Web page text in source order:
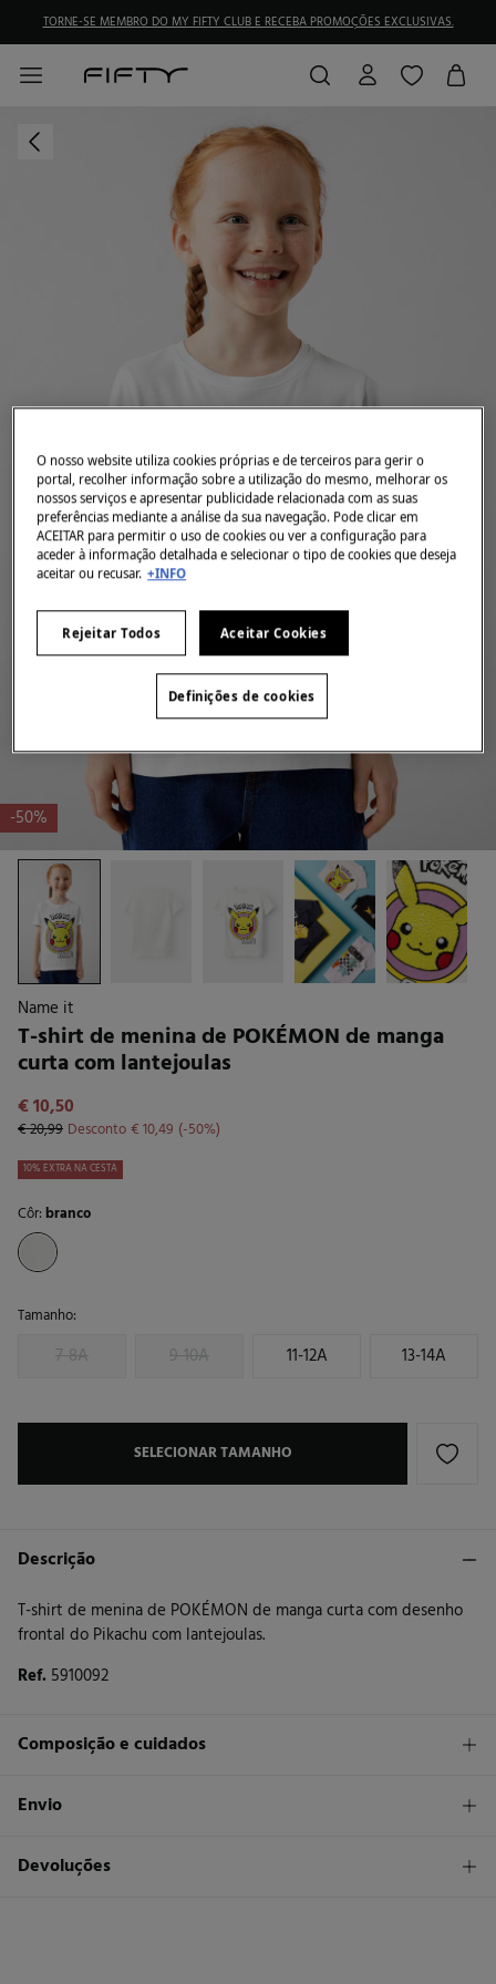
TORNE-SE MEMBRO DO MY FIFTY CLUB E RECEBA PROMOÇÕES EXCLUSIVAS.
-50%
Name it
T-shirt de menina de POKÉMON de manga
curta com lantejoulas
€ 10,50
€ 20,99 Desconto€ 10,49 50
10% EXTRA NA CESTA
Côr:branco
Tamanho:
7-8A 9-10A 11-12A 13-14A
SELECIONAR TAMANHO
Descrição
T-shirt de menina de POKÉMON de manga curta com desenho
frontal do Pikachu com lantejoulas.
Ref. 5910092
Composição e cuidados
Composição
Cuidados
Envio
STANDARD
Devoluções
O nosso website utiliza cookies próprias e de terceiros para gerir o
portal, recolher informação sobre a utilização do mesmo, melhorar os
nossos serviços e apresentar publicidade relacionada com as suas
preferências mediante a análise da sua navegação. Pode clicar em
ACEITAR para permitir o uso de cookies ou ver a configuração para
aceder à informação detalhada e selecionar o tipo de cookies que deseja
aceitar ou recusar. +INFO
Rejeitar Todos Aceitar Cookies
Definições de cookies